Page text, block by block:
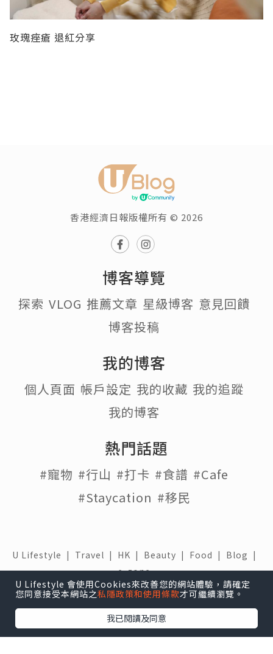
玫瑰痤瘡 退紅分享
香港經濟日報版權所有 © 2026
博客導覽
探索 VLOG 推薦文章 星級博客 意見回饋
博客投稿
我的博客
個人頁面 帳戶設定 我的收藏 我的追蹤
我的博客
熱門話題
#寵物 #行山 #打卡 #食譜 #Cafe
#Staycation #移民
U Lifestyle | Travel | HK | Beauty | Food | Blog |
e-zone
關於我們 |免責聲明 |使用條款 |私隱政策 |招聘人才 |
下載 U Lifestyle應用程式
U Lifestyle 會使用Cookies來改善您的網站體驗，請確定
您同意接受本網站之私隱政策和使用條款才可繼續瀏覽。
我已閱讀及同意